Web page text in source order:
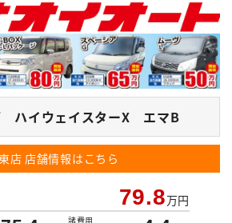
ハイウェイスターX エマB
店 店舗情報はこちら
79.8万円
諸費用